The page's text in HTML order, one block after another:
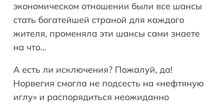
экономическом отношении были все шансы
стать богатейшей страной для каждого
жителя, променяла эти шансы сами знаете
на что…
А есть ли исключения? Пожалуй, да!
Норвегия смогла не подсесть на «нефтяную
иглу» и распорядиться неожиданно